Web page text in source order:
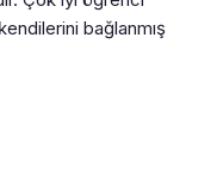
bağlanmış